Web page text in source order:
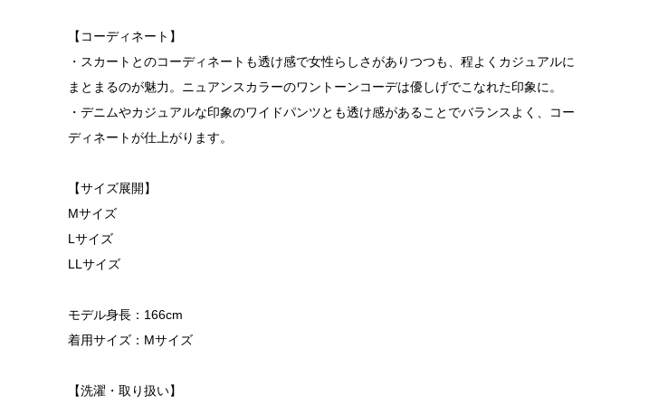
【コーディネート】
・スカートとのコーディネートも透け感で女性らしさがありつつも、程よくカジュアルに
まとまるのが魅力。ニュアンスカラーのワントーンコーデは優しげでこなれた印象に。
・デニムやカジュアルな印象のワイドパンツとも透け感があることでバランスよく、コー
ディネートが仕上がります。
【サイズ展開】
Mサイズ
Lサイズ
LLサイズ
モデル身長：166cm
着用サイズ：Mサイズ
【洗濯・取り扱い】